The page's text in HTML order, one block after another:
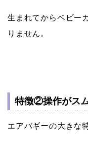
生まれてからベビー
りません。
特徴②操作がス
エアバギーの大きな